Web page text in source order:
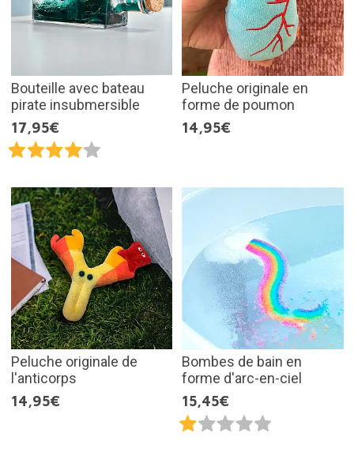
Bouteille avec bateau
pirate insubmersible
17,95€
Peluche originale en
forme de poumon
14,95€
Peluche originale de
l'anticorps
14,95€
Bombes de bain en
forme d'arc-en-ciel
15,45€